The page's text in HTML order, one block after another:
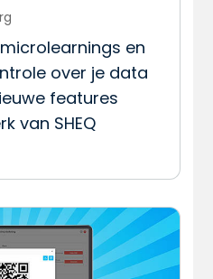
en
over je data
features
van SHEQ